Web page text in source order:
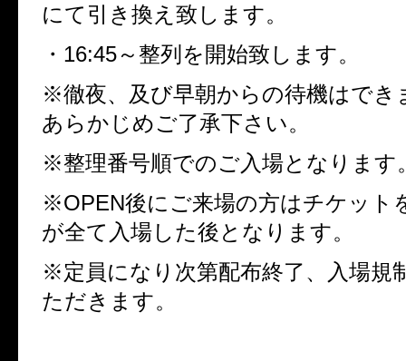
にて引き換え致します。
・ 16:45～整列を開始致します。
※徹夜、及び早朝からの待機はでき
あらかじめご了承下さい。
※整理番号順でのご入場となります
※OPEN後にご来場の方はチケット
が全て入場した後となります。
※定員になり次第配布終了、入場規
ただきます。